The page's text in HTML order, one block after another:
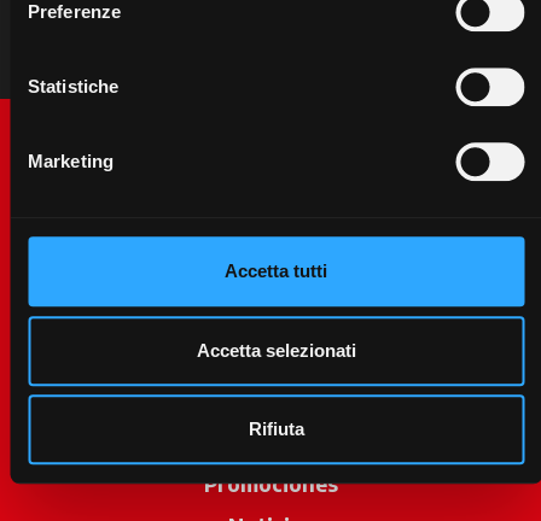
Preferenze
Statistiche
Marketing
Accetta tutti
Accetta selezionati
Rifiuta
McCormick World
Productos
Servicios
Promociones